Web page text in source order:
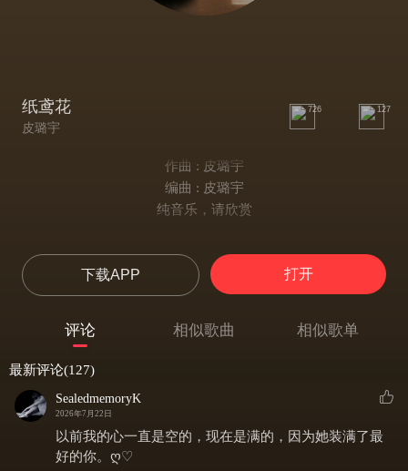
纸鸢花
皮璐宇
726 127
作曲 : 皮璐宇
编曲 : 皮璐宇
纯音乐，请欣赏
下载APP 打开
评论 相似歌曲 相似歌单
最新评论(127)
SealedmemoryK
2026年7月22日
以前我的心一直是空的，现在是满的，因为她装满了最
好的你。ღ♡